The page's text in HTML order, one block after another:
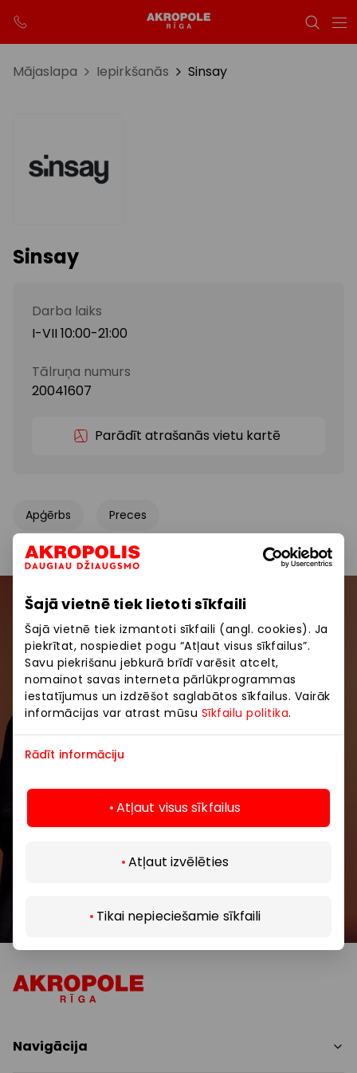
Šajā vietnē tiek lietoti sīkfaili
Šajā vietnē tiek izmantoti sīkfaili (angl. cookies). Ja
piekrītat, nospiediet pogu “Atļaut visus sīkfailus”.
Savu piekrišanu jebkurā brīdī varēsit atcelt,
nomainot savas interneta pārlūkprogrammas
iestatījumus un izdzēšot saglabātos sīkfailus. Vairāk
informācijas var atrast mūsu Sīkfailu politika.
Rādīt informāciju
Atļaut visus sīkfailus
Atļaut izvēlēties
Tikai nepieciešamie sīkfaili
Mājaslapa Iepirkšanās Sinsay
Sinsay
Darba laiks
I-VII 10:00-21:00
Tālruņa numurs
20041607
Parādīt atrašanās vietu kartē
Apģērbs Preces
Pievienojieties mūsu kopienai
Uzzini pirmais par labākajiem piedāvājumiem,
pasākumiem un jaunāko informāciju iepirkšanās un
izklaides centros “AKROPOLE Alfa” un “AKROPOLE
Rīga”.
Abonēt
Navigācija